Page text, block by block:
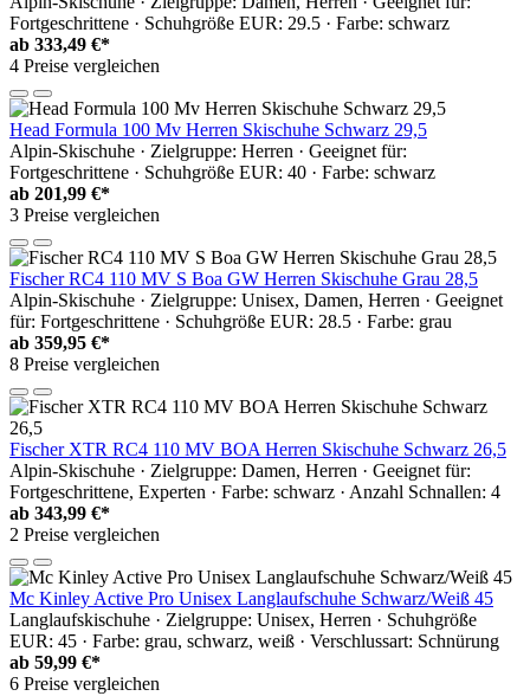
Fortgeschrittene · Schuhgröße EUR: 29.5 · Farbe: schwarz
ab 333,49 €*
4 Preise vergleichen
Head Formula 100 Mv Herren Skischuhe Schwarz 29,5
Alpin-Skischuhe · Zielgruppe: Herren · Geeignet für:
Fortgeschrittene · Schuhgröße EUR: 40 · Farbe: schwarz
ab 201,99 €*
3 Preise vergleichen
Fischer RC4 110 MV S Boa GW Herren Skischuhe Grau 28,5
Alpin-Skischuhe · Zielgruppe: Unisex, Damen, Herren · Geeignet
für: Fortgeschrittene · Schuhgröße EUR: 28.5 · Farbe: grau
ab 359,95 €*
8 Preise vergleichen
Fischer XTR RC4 110 MV BOA Herren Skischuhe Schwarz 26,5
Alpin-Skischuhe · Zielgruppe: Damen, Herren · Geeignet für:
Fortgeschrittene, Experten · Farbe: schwarz · Anzahl Schnallen: 4
ab 343,99 €*
2 Preise vergleichen
Mc Kinley Active Pro Unisex Langlaufschuhe Schwarz/Weiß 45
Langlaufskischuhe · Zielgruppe: Unisex, Herren · Schuhgröße
EUR: 45 · Farbe: grau, schwarz, weiß · Verschlussart: Schnürung
ab 59,99 €*
6 Preise vergleichen